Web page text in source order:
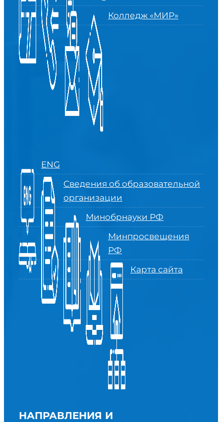
Колледж «МИР»
ENG
Сведения об образовательной
организации
Минобрнауки РФ
Минпросвещения
РФ
Карта сайта
НАПРАВЛЕНИЯ И